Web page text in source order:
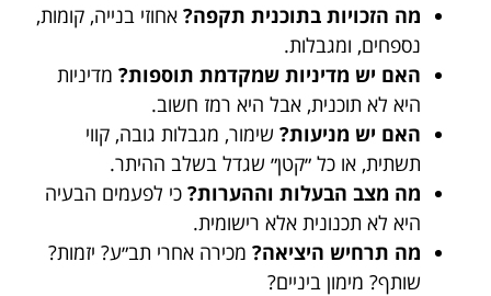
מה הזכויות בתוכנית תקפה? אחוזי בנייה, קומות,
נספחים, ומגבלות.
האם יש מדיניות שמקדמת תוספות? מדיניות
היא לא תוכנית, אבל היא רמז חשוב.
האם יש מניעות? שימור, מגבלות גובה, קווי
תשתית, או כל ״קטן״ שגדל בשלב ההיתר.
מה מצב הבעלות וההערות? כי לפעמים הבעיה
היא לא תכנונית אלא רישומית.
מה תרחיש היציאה? מכירה אחרי תב״ע? יזמות?
שותף? מימון ביניים?